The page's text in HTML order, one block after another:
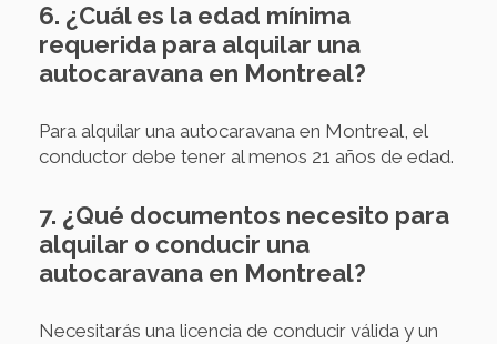
6. ¿Cuál es la edad mínima
requerida para alquilar una
autocaravana en Montreal?
Para alquilar una autocaravana en Montreal, el
conductor debe tener al menos 21 años de edad.
7. ¿Qué documentos necesito para
alquilar o conducir una
autocaravana en Montreal?
Necesitarás una licencia de conducir válida y un